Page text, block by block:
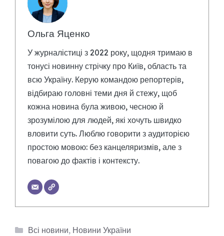
Ольга Яценко
У журналістиці з 2022 року, щодня тримаю в
тонусі новинну стрічку про Київ, область та
всю Україну. Керую командою репортерів,
відбираю головні теми дня й стежу, щоб
кожна новина була живою, чесною й
зрозумілою для людей, які хочуть швидко
вловити суть. Люблю говорити з аудиторією
простою мовою: без канцеляризмів, але з
повагою до фактів і контексту.
Категорії
Всі новини, Новини України